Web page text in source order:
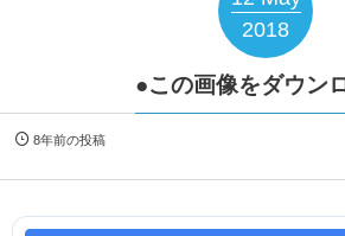
2018
●この画像をダウン
8年前の投稿